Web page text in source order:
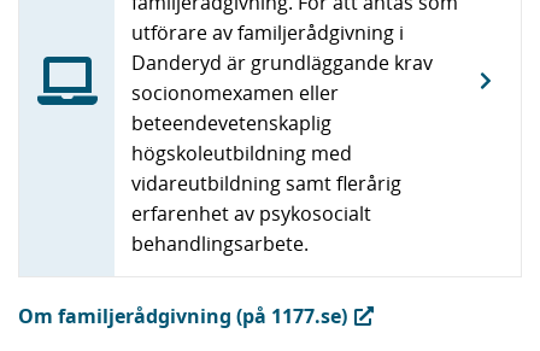
utförare av familjerådgivning i
Danderyd är grundläggande krav
socionomexamen eller
beteendevetenskaplig
högskoleutbildning med
vidareutbildning samt flerårig
erfarenhet av psykosocialt
behandlingsarbete.
Om familjerådgivning (på 1177.se)
(extern länk, öppnas i ny flik)